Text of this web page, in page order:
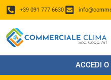
+39 091 777 6630
ACCEDI O